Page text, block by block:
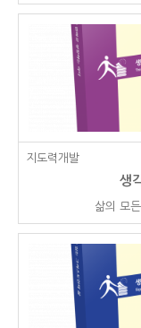
지도력개발
생
삶의 모